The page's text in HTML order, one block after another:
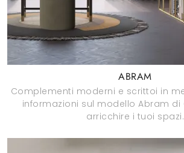
ABRAM
Complementi moderni e scrittoi in
informazioni sul modello Abram di
arricchire i tuoi spazi.